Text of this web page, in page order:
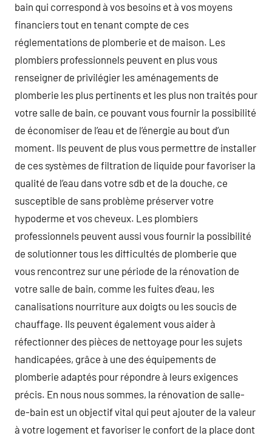
bain qui correspond à vos besoins et à vos moyens
financiers tout en tenant compte de ces
réglementations de plomberie et de maison. Les
plombiers professionnels peuvent en plus vous
renseigner de privilégier les aménagements de
plomberie les plus pertinents et les plus non traités pour
votre salle de bain, ce pouvant vous fournir la possibilité
de économiser de l’eau et de l’énergie au bout d’un
moment. Ils peuvent de plus vous permettre de installer
de ces systèmes de filtration de liquide pour favoriser la
qualité de l’eau dans votre sdb et de la douche, ce
susceptible de sans problème préserver votre
hypoderme et vos cheveux. Les plombiers
professionnels peuvent aussi vous fournir la possibilité
de solutionner tous les difficultés de plomberie que
vous rencontrez sur une période de la rénovation de
votre salle de bain, comme les fuites d’eau, les
canalisations nourriture aux doigts ou les soucis de
chauffage. Ils peuvent également vous aider à
réfectionner des pièces de nettoyage pour les sujets
handicapées, grâce à une des équipements de
plomberie adaptés pour répondre à leurs exigences
précis. En nous nous sommes, la rénovation de salle-
de-bain est un objectif vital qui peut ajouter de la valeur
à votre logement et favoriser le confort de la place dont